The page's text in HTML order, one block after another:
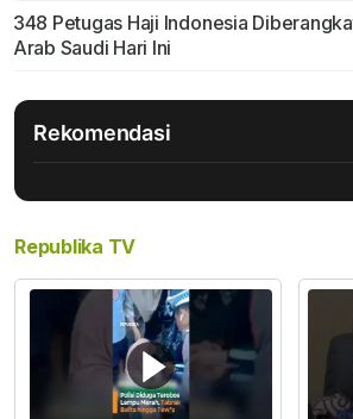
348 Petugas Haji Indonesia
Arab Saudi Hari Ini
Rekomendasi
Republika TV